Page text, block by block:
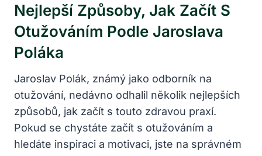
Nejlepší Způsoby, Jak ‍začít S
Otužováním Podle Jaroslava
Poláka
Jaroslav Polák, známý jako odborník na
otužování, nedávno odhalil​ několik nejlepších⁢
způsobů, jak začít s⁤ touto zdravou praxí.
Pokud se chystáte začít s otužováním a‌
hledáte inspiraci ‌a motivaci, jste na správném